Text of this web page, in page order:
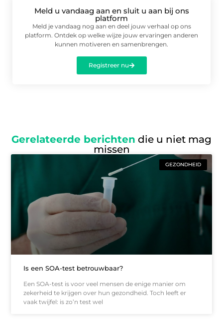
Meld u vandaag aan en sluit u aan bij ons
platform
Meld je vandaag nog aan en deel jouw verhaal op ons
platform. Ontdek op welke wijze jouw ervaringen anderen
kunnen motiveren en samenbrengen.
Registreer nu
Gerelateerde berichten die u niet mag
missen
GEZONDHEID
Is een SOA-test betrouwbaar?
Een SOA-test is voor veel mensen de enige manier om
zekerheid te krijgen over hun gezondheid. Toch leeft er
vaak twijfel: is zo’n test wel